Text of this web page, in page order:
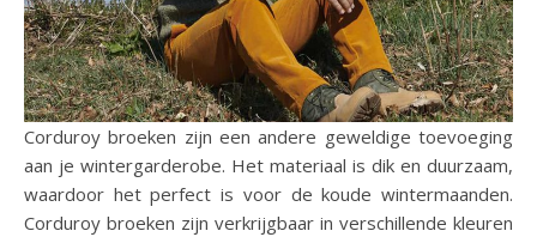
Corduroy broeken zijn een andere geweldige toevoeging
aan je wintergarderobe. Het materiaal is dik en duurzaam,
waardoor het perfect is voor de koude wintermaanden.
Corduroy broeken zijn verkrijgbaar in verschillende kleuren